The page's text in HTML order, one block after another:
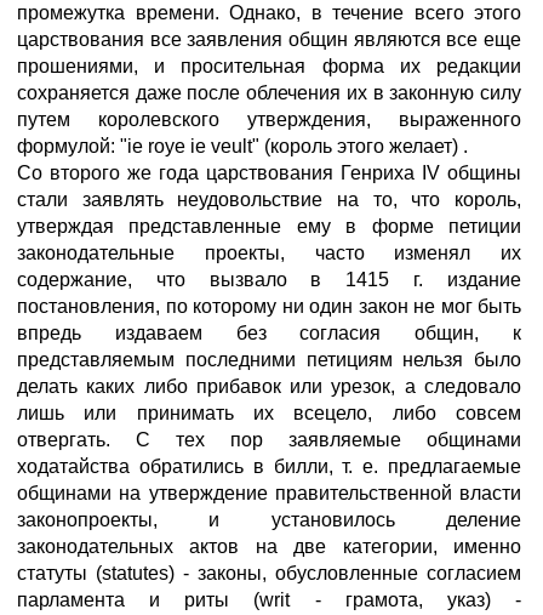
промежутка времени. Однако, в течение всего этого
царствования все заявления общин являются все еще
прошениями, и просительная форма их редакции
сохраняется даже после облечения их в законную силу
путем королевского утверждения, выраженного
формулой: "ie roye ie veult" (король этого желает) .
Со второго же года царствования Генриха IV общины
стали заявлять неудовольствие на то, что король,
утверждая представленные ему в форме петиции
законодательные проекты, часто изменял их
содержание, что вызвало в 1415 г. издание
постановления, по которому ни один закон не мог быть
впредь издаваем без согласия общин, к
представляемым последними петициям нельзя было
делать каких либо прибавок или урезок, а следовало
лишь или принимать их всецело, либо совсем
отвергать. С тех пор заявляемые общинами
ходатайства обратились в билли, т. е. предлагаемые
общинами на утверждение правительственной власти
законопроекты, и установилось деление
законодательных актов на две категории, именно
статуты (statutes) - законы, обусловленные согласием
парламента и риты (writ - грамота, указ) -